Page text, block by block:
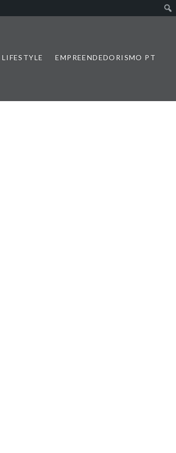
LIFESTYLE EMPREENDEDORISMO PT